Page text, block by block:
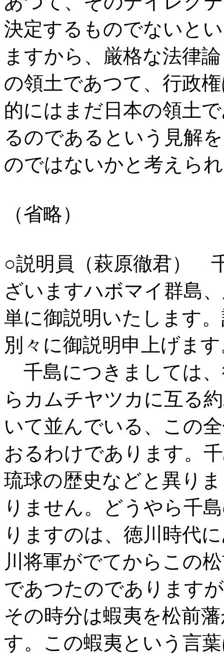
決定するものでないと
ますから、厳格な法律
の領土であつて、行政
的にはまだ日本の領土
るのであるという見解
のではないかと考えら
（省略）
○説明員（萩原徹君）
ざいますハボマイ群島
単に御説明いたします
別々に御説明申上げま
千島につきましては
らカムチヤツカに互る
いて並んでいる、この
おるわけであります。
琉球の歴史などと異り
りません。どうやら千
りますのは、徳川時代
川将軍がでてからこの
であつたのであります
その時分は蝦夷を松前
す。この蝦夷という言